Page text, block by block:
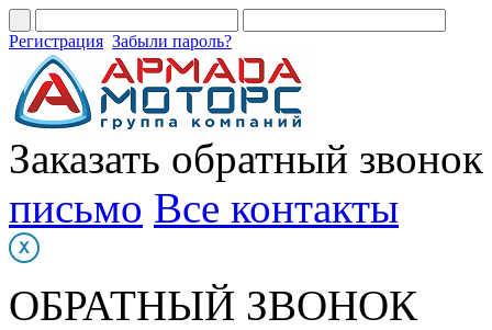
Регистрация Забыли пароль?
Заказать обратный звонок
письмо Все контакты
ОБРАТНЫЙ ЗВОНОК